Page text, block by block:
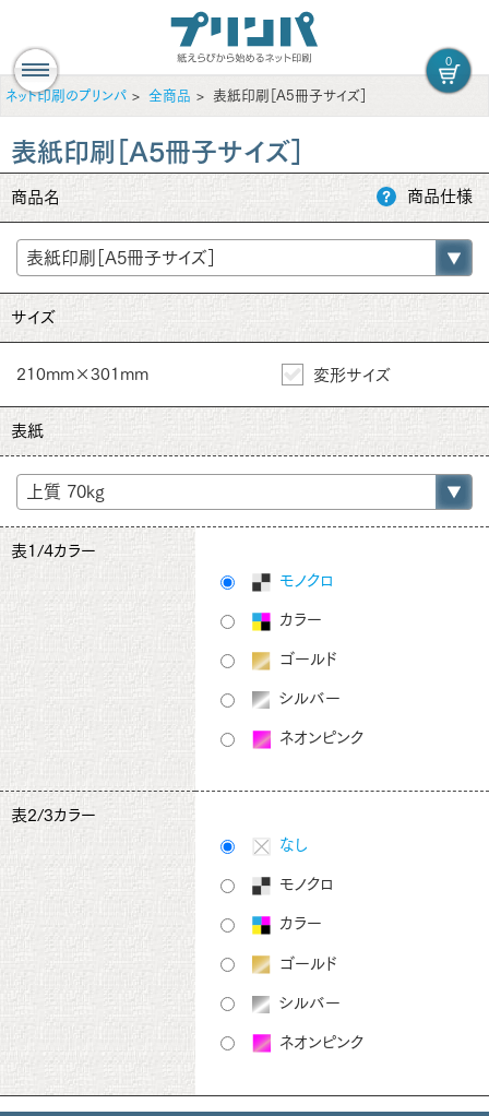
0
ネット印刷のプリンパ 全商品 表紙印刷［A5冊子サイズ］
表紙印刷［A5冊子サイズ］
商品名 商品仕様
サイズ
210mm×301mm 変形サイズ
表紙
表1/4カラー
モノクロ
カラー
ゴールド
シルバー
ネオンピンク
表2/3カラー
なし
モノクロ
カラー
ゴールド
シルバー
ネオンピンク